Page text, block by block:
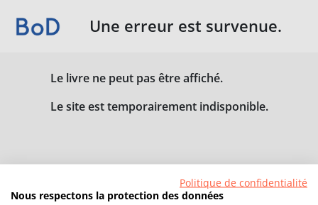
Une erreur est survenue.
Le livre ne peut pas être affiché.
Le site est temporairement indisponible.
Politique de confidentialité
Nous respectons la protection des données